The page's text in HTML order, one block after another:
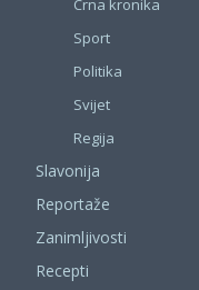
Crna kronika
Sport
Politika
Svijet
Regija
Slavonija
Reportaže
Zanimljivosti
Recepti